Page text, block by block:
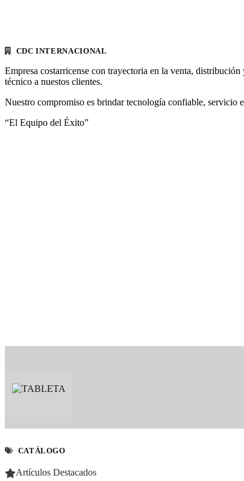
CDC INTERNACIONAL
Empresa costarricense con trayectoria en la venta,
técnico a nuestos clientes.
Nuestro compromiso es brindar tecnología confiable, servicio
“El Equipo del Éxito”
CATÁLOGO
Artículos Destacados